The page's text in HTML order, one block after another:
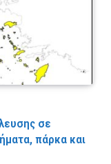
σε
πάρκα και